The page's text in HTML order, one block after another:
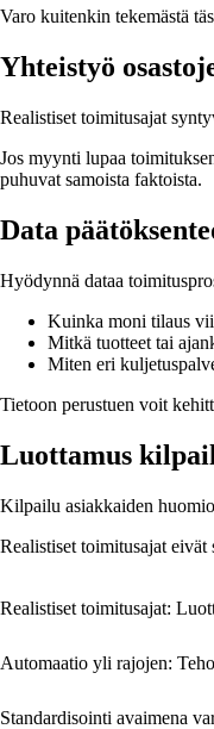
Varo kuitenkin tekemästä
Yhteistyö
Realistiset toimitusajat
Jos myynti lupaa
puhuvat samoista faktoista.
Data
Hyödynnä dataa
Kuinka moni tilaus
Mitkä tuotteet tai
Miten eri
Tietoon perustuen voit
Luottamus
Kilpailu asiakkaiden
Realistiset toimitusajat
Realistiset toimitusajat:
Automaatio yli rajojen:
Standardisointi avaimena